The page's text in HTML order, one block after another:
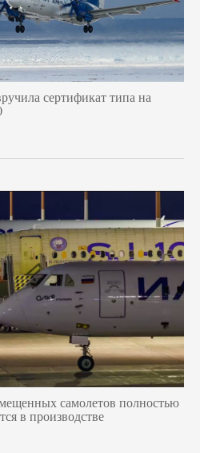
сертификат типа на
самолетов полностью
в производстве